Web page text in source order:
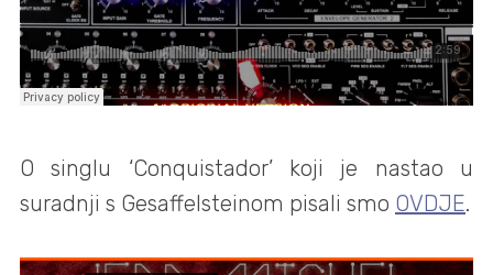
O singlu ‘Conquistador’ koji je nastao u
suradnji s Gesaffelsteinom pisali smo OVDJE.